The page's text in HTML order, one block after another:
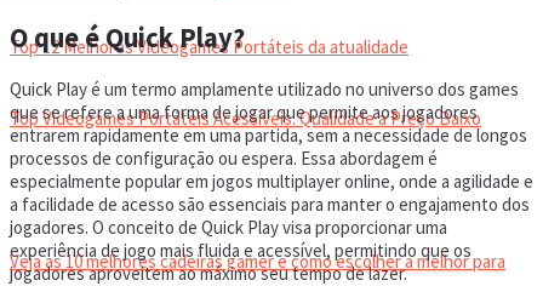
Top 12 Melhores Videogames Portáteis da atualidade
Top Videogames Portáteis Acessíveis: Qualidade a Preço Baixo
CADEIRA GAMER
Veja as 10 melhores cadeiras gamer e como escolher a melhor para
O que é Quick Play?
Quick Play é um termo amplamente utilizado no universo dos games
que se refere a uma forma de jogar que permite aos jogadores
entrarem rapidamente em uma partida, sem a necessidade de longos
processos de configuração ou espera. Essa abordagem é
especialmente popular em jogos multiplayer online, onde a agilidade e
a facilidade de acesso são essenciais para manter o engajamento dos
jogadores. O conceito de Quick Play visa proporcionar uma
experiência de jogo mais fluida e acessível, permitindo que os
jogadores aproveitem ao máximo seu tempo de lazer.